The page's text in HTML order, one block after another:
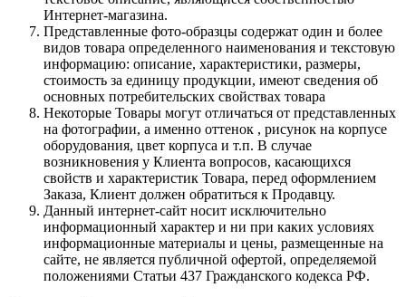
Интернет-магазина.
Представленные фото-образцы содержат один и более
видов товара определенного наименования и текстовую
информацию: описание, характеристики, размеры,
стоимость за единицу продукции, имеют сведения об
основных потребительских свойствах товара
Некоторые Товары могут отличаться от представленных
на фотографии, а именно оттенок , рисунок на корпусе
оборудования, цвет корпуса и т.п. В случае
возникновения у Клиента вопросов, касающихся
свойств и характеристик Товара, перед оформлением
Заказа, Клиент должен обратиться к Продавцу.
Данный интернет-сайт носит исключительно
информационный характер и ни при каких условиях
информационные материалы и цены, размещенные на
сайте, не является публичной офертой, определяемой
положениями Статьи 437 Гражданского кодекса РФ.